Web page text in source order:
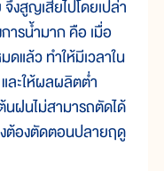
งสูญเสียไปโดยเปล่า
ารน้ำมาก คือ เมื่อ
แล้ว ทำให้มีเวลาใน
ละให้ผลผลิตต่ำ
ฝนไม่สามารถตัดได้
ต้องตัดตอนปลายฤดู